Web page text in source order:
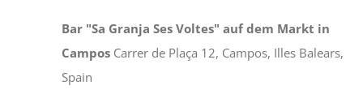
Bar "Sa Granja Ses Voltes" auf dem Markt in
Campos Carrer de Plaça 12, Campos, Illes Balears,
Spain